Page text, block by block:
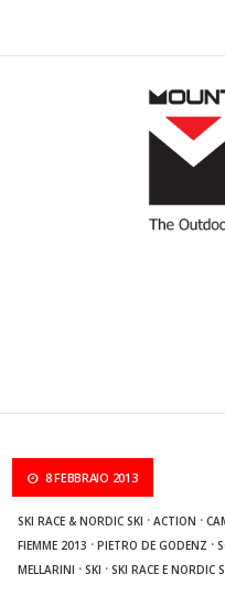
8 FEBBRAIO 2013
SKI RACE & NORDIC SKI ·ACTION ·
FIEMME 2013 ·PIETRO DE GODENZ ·
MELLARINI ·SKI ·SKI RACE E NORDIC